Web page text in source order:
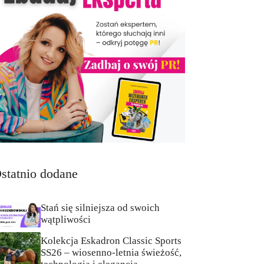
dodane
Stań się silniejsza od swoich
wątpliwości
Kolekcja Eskadron Classic Sports
SS26 – wiosenno-letnia świeżość,